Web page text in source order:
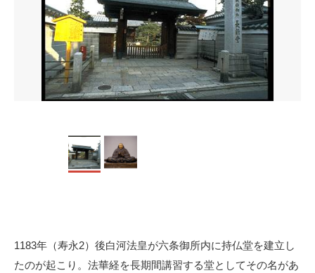
1183年（寿永2）後白河法皇が六条御所内に持仏堂を建立し
たのが起こり。法華経を長期間講習する堂としてその名があ